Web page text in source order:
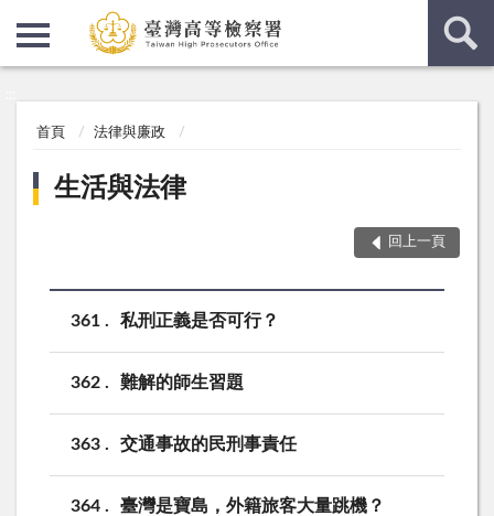
首頁 法律與廉政
生活與法律
回上一頁
361 私刑正義是否可行？
362 難解的師生習題
363 交通事故的民刑事責任
364 臺灣是寶島，外籍旅客大量跳機？